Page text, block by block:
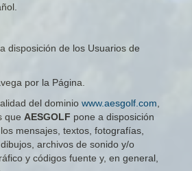
disposición de los Usuarios de
por la Página.
del dominio www.aesgolf.com,
que AESGOLF pone a disposición
mensajes, textos, fotografías,
archivos de sonido y/o
y códigos fuente y, en general,